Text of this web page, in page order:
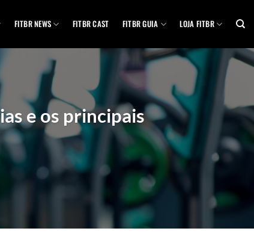
FITBR NEWS FITBR CAST FITBR GUIA LOJA FITBR
e os principais